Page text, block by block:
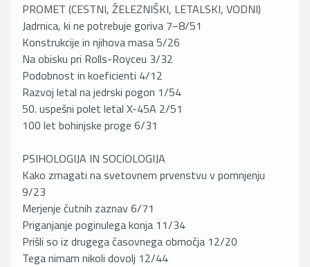
PROMET (CESTNI, ŽELEZNIŠKI, LETALSKI, VODNI)
Jadrnica, ki ne potrebuje goriva 7−8/51
Konstrukcije in njihova masa 5/26
Na obisku pri Rolls-Royceu 3/32
Podobnost in koeficienti 4/12
Razvoj letal na jedrski pogon 1/54
50. uspešni polet letal X-45A 2/51
100 let bohinjske proge 6/31
PSIHOLOGIJA IN SOCIOLOGIJA
Kako zmagati na svetovnem prvenstvu v pomnjenju
9/23
Merjenje čutnih zaznav 6/71
Priganjanje poginulega konja 11/34
Prišli so iz drugega časovnega območja 12/20
Tega nimam nikoli dovolj 12/44